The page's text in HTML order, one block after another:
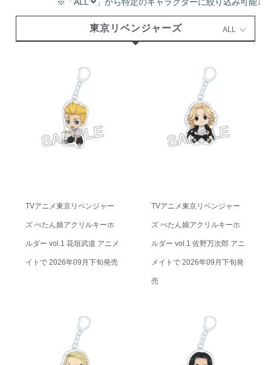
※「ALL 」から特定のキャラクターに絞り込み可能↓
東京リベンジャーズ ALL
TVアニメ東京リベンジャー
ズ ぺたん娘アクリルキーホ
ルダー vol.1 花垣武道 アニメ
イトで 2026年09月下旬発売
TVアニメ東京リベンジャー
ズ ぺたん娘アクリルキーホ
ルダー vol.1 佐野万次郎 アニ
メイトで 2026年09月下旬発
売